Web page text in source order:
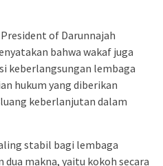
of Darunnajah
bahwa wakaf juga
keberlangsungan lembaga
hukum yang diberikan
keberlanjutan dalam
stabil bagi lembaga
makna, yaitu kokoh secara